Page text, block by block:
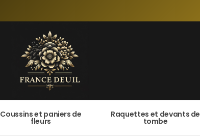
Coussins et paniers de
fleurs
Raquettes et devants de
tombe